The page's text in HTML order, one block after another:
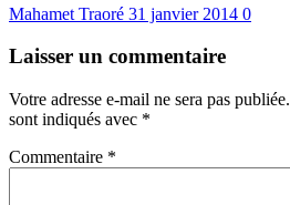
Mahamet Traoré 31 janvier 2014 0
Laisser un commentaire
Votre adresse e-mail ne sera pas publiée.
sont indiqués avec *
Commentaire *